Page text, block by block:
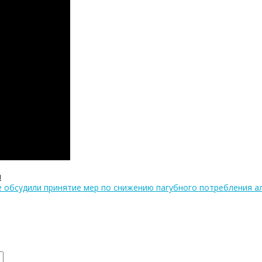
обсудили принятие мер по снижению пагубного потребления